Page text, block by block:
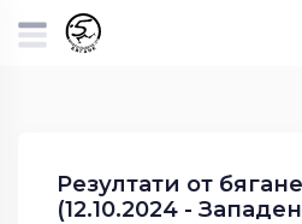
Резултати от
(12.10.2024 -